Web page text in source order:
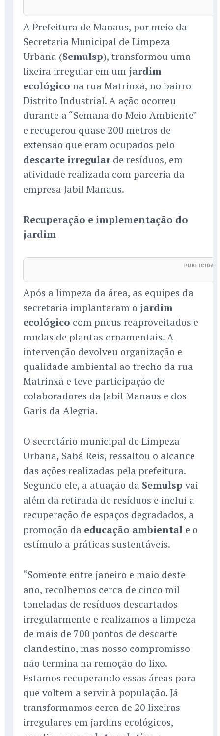
A Prefeitura de Manaus, por meio da
Secretaria Municipal de Limpeza
Urbana (Semulsp), transformou uma
lixeira irregular em um jardim
ecológico na rua Matrinxã, no bairro
Distrito Industrial. A ação ocorreu
durante a “Semana do Meio Ambiente”
e recuperou quase 200 metros de
extensão que eram ocupados pelo
descarte irregular de resíduos, em
atividade realizada com parceria da
empresa Jabil Manaus.
Recuperação e implementação do
jardim
Após a limpeza da área, as equipes da
secretaria implantaram o jardim
ecológico com pneus reaproveitados e
mudas de plantas ornamentais. A
intervenção devolveu organização e
qualidade ambiental ao trecho da rua
Matrinxã e teve participação de
colaboradores da Jabil Manaus e dos
Garis da Alegria.
O secretário municipal de Limpeza
Urbana, Sabá Reis, ressaltou o alcance
das ações realizadas pela prefeitura.
Segundo ele, a atuação da Semulsp vai
além da retirada de resíduos e inclui a
recuperação de espaços degradados, a
promoção da educação ambiental e o
estímulo a práticas sustentáveis.
“Somente entre janeiro e maio deste
ano, recolhemos cerca de cinco mil
toneladas de resíduos descartados
irregularmente e realizamos a limpeza
de mais de 700 pontos de descarte
clandestino, mas nosso compromisso
não termina na remoção do lixo.
Estamos recuperando essas áreas para
que voltem a servir à população. Já
transformamos cerca de 20 lixeiras
irregulares em jardins ecológicos,